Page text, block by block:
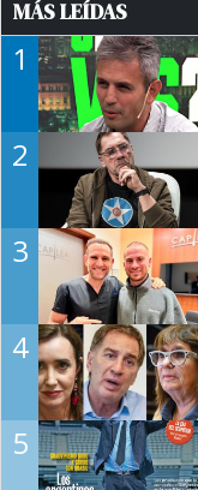
MÁS LEÍDAS
1
2
3
4
5